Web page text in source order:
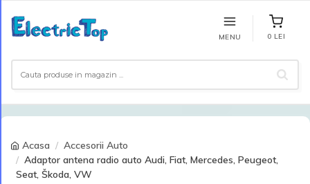
MENU 0 LEI
Acasa
Accesorii Auto
Adaptor antena radio auto Audi, Fiat, Mercedes, Peugeot,
Seat, Škoda, VW